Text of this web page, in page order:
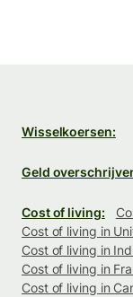
Wisselkoersen:
Geld
Cost of living:
Cost of living in
Cost of living in
Cost of living in
Cost of living in